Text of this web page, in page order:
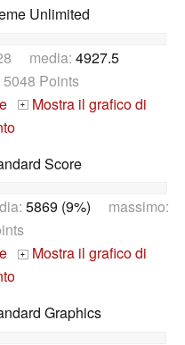
Unlimited
media: 4927.5
Points
+ Mostra il grafico di
Score
5869 (9%) massimo:
+ Mostra il grafico di
Graphics